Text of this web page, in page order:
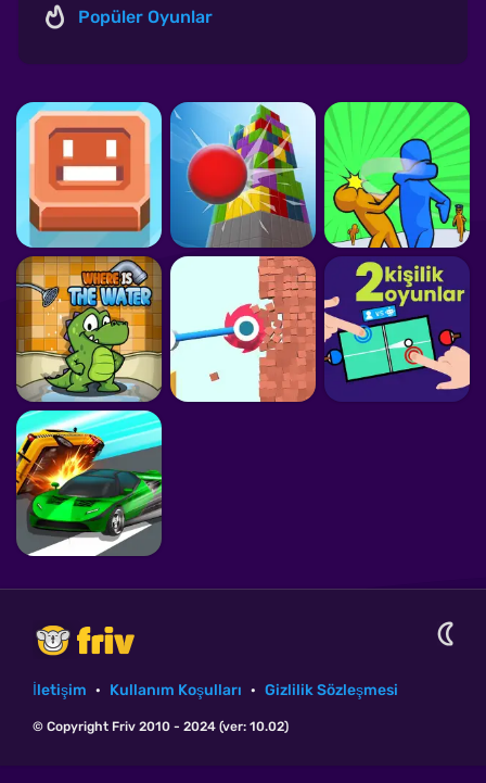
Popüler Oyunlar
İletişim · Kullanım Koşulları · Gizlilik Sözleşmesi
© Copyright Friv 2010 - 2024 (ver: 10.02)